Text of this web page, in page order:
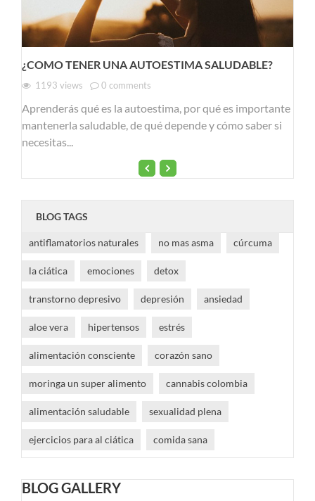
¿COMO TENER UNA AUTOESTIMA SALUDABLE?
1193 views 0 comments
Aprenderás qué es la autoestima, por qué es importante
mantenerla saludable, de qué depende y cómo saber si
necesitas...
BLOG TAGS
antiflamatorios naturales no mas asma cúrcuma
la ciática emociones detox
transtorno depresivo depresión ansiedad
aloe vera hipertensos estrés
alimentación consciente corazón sano
moringa un super alimento cannabis colombia
alimentación saludable sexualidad plena
ejercicios para al ciática comida sana
BLOG GALLERY